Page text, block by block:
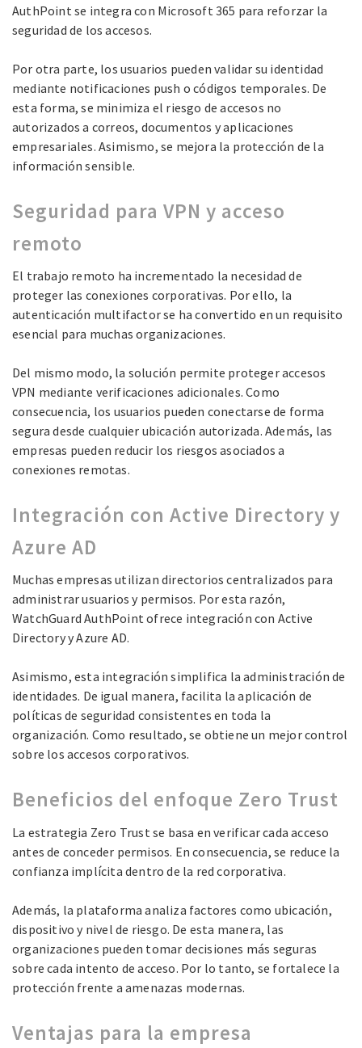
AuthPoint se integra con Microsoft 365 para reforzar la
seguridad de los accesos.
Por otra parte, los usuarios pueden validar su identidad
mediante notificaciones push o códigos temporales. De
esta forma, se minimiza el riesgo de accesos no
autorizados a correos, documentos y aplicaciones
empresariales. Asimismo, se mejora la protección de la
información sensible.
Seguridad para VPN y acceso
remoto
El trabajo remoto ha incrementado la necesidad de
proteger las conexiones corporativas. Por ello, la
autenticación multifactor se ha convertido en un requisito
esencial para muchas organizaciones.
Del mismo modo, la solución permite proteger accesos
VPN mediante verificaciones adicionales. Como
consecuencia, los usuarios pueden conectarse de forma
segura desde cualquier ubicación autorizada. Además, las
empresas pueden reducir los riesgos asociados a
conexiones remotas.
Integración con Active Directory y
Azure AD
Muchas empresas utilizan directorios centralizados para
administrar usuarios y permisos. Por esta razón,
WatchGuard AuthPoint ofrece integración con Active
Directory y Azure AD.
Asimismo, esta integración simplifica la administración de
identidades. De igual manera, facilita la aplicación de
políticas de seguridad consistentes en toda la
organización. Como resultado, se obtiene un mejor control
sobre los accesos corporativos.
Beneficios del enfoque Zero Trust
La estrategia Zero Trust se basa en verificar cada acceso
antes de conceder permisos. En consecuencia, se reduce la
confianza implícita dentro de la red corporativa.
Además, la plataforma analiza factores como ubicación,
dispositivo y nivel de riesgo. De esta manera, las
organizaciones pueden tomar decisiones más seguras
sobre cada intento de acceso. Por lo tanto, se fortalece la
protección frente a amenazas modernas.
Ventajas para la empresa